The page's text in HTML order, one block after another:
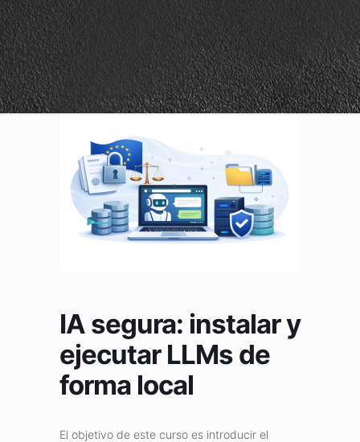
IA segura: instalar y
ejecutar LLMs de
forma local
El objetivo de este curso es introducir el